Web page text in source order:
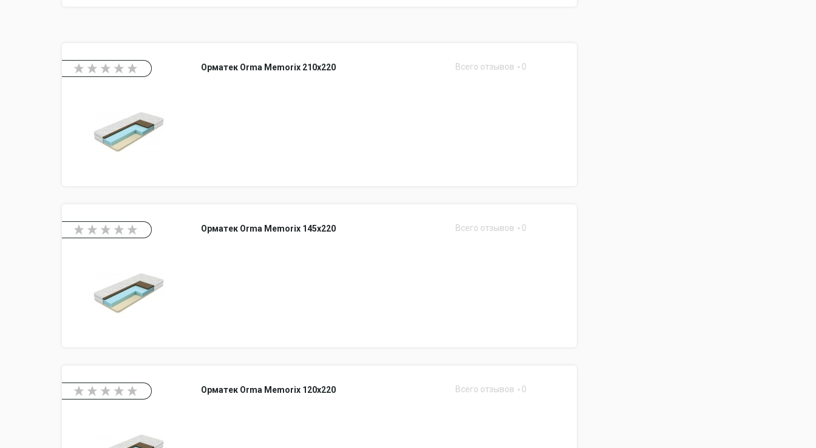
Орматек Orma Memorix 210x220 Всего отзывов 0
Орматек Orma Memorix 145x220 Всего отзывов 0
Орматек Orma Memorix 120x220 Всего отзывов 0